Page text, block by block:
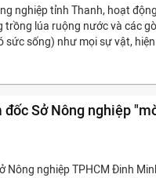
nghiệp tỉnh Thanh, hoạt động
trồng lúa ruộng nước và các gò
sức sống) như mọi sự vật, hiện
Sở Nông nghiệp
Nông nghiệp TPHCM Đinh